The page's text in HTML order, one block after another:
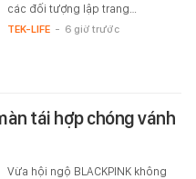
các đối tượng lập trang…
TEK-LIFE - 6 giờ trước
tái hợp chóng vánh
Vừa hội ngộ BLACKPINK không